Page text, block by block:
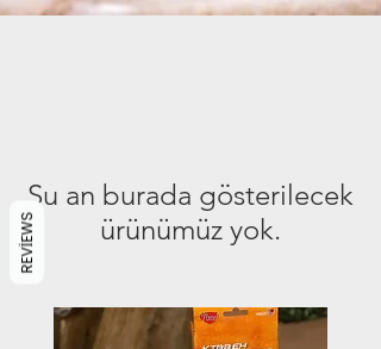
Şu an burada gösterilecek
ürünümüz yok.
REVIEWS